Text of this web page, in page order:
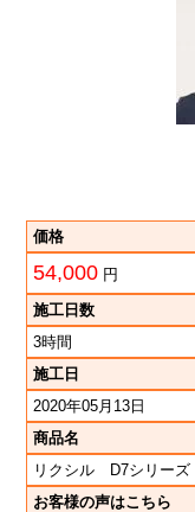
価格
54,000 円
施工日数
3時間
施工日
2020年05月13日
商品名
リクシル D7シリーズ
お客様の声はこちら